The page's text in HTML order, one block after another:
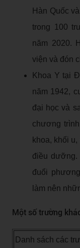
Hàn Quốc
trong 100
năm 2020.
viện và đón
Khoa Y tại
năm 1942,
đại học và
chương
khoa, khối
điều dưỡng.
đuổi
làm nên
Một số trường
Danh sách các